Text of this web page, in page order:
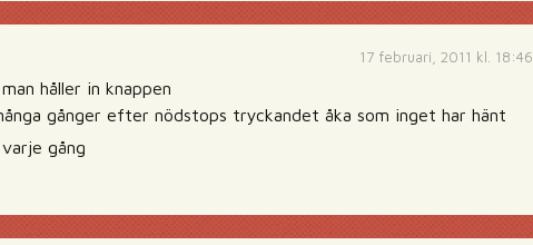
17 februari, 2011 kl. 18:46
håller in knappen
gånger efter nödstops tryckandet åka som inget har hänt
gång